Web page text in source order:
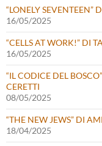
“LONELY SEVENTEEN”
16/05/2025
“CELLS AT WORK!” DI
16/05/2025
“IL CODICE DEL
CERETTI
08/05/2025
“THE NEW JEWS” DI
18/04/2025